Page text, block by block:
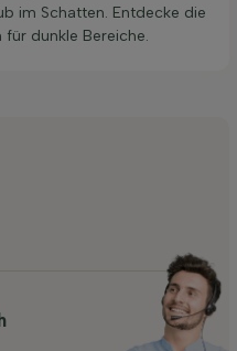
im Schatten. Entdecke die
dunkle Bereiche.